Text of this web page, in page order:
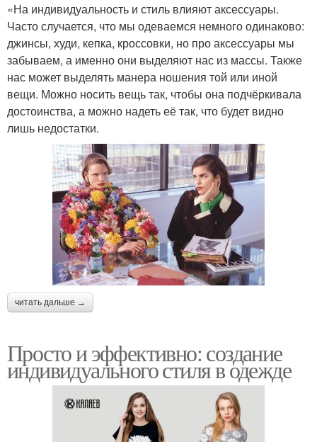
«На индивидуальность и стиль влияют аксессуары.
Часто случается, что мы одеваемся немного одинаково:
джинсы, худи, кепка, кроссовки, но про аксессуары мы
забываем, а именно они выделяют нас из массы. Также
нас может выделять манера ношения той или иной
вещи. Можно носить вещь так, чтобы она подчёркивала
достоинства, а можно надеть её так, что будет видно
лишь недостатки.
читать дальше →
Просто и эффективно: создание
индивидуального стиля в одежде